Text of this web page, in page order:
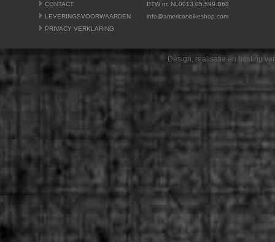
CONTACT
LEVERINGSVOORWAARDEN
PRIVACY VERKLARING
BTW nr. NL0013.05.599.B68
info@americanbikeshop.com
Design, realisatie en hosting